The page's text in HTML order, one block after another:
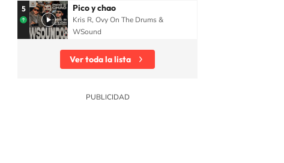
5 Pico y chao
Kris R, Ovy On The Drums &
WSound
Ver toda la lista